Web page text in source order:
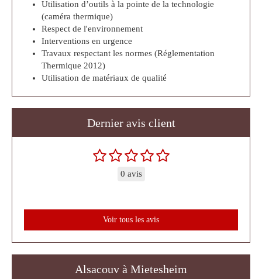
Utilisation d’outils à la pointe de la technologie
(caméra thermique)
Respect de l'environnement
Interventions en urgence
Travaux respectant les normes (Réglementation
Thermique 2012)
Utilisation de matériaux de qualité
Dernier avis client
0 avis
Voir tous les avis
Alsacouv à Mietesheim